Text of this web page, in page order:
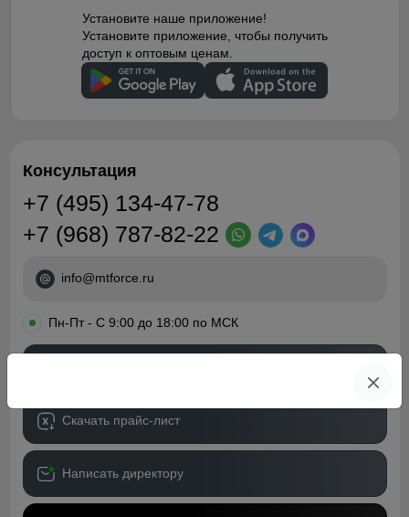
Установите наше приложение!
Установите приложение, чтобы получить
доступ к оптовым ценам.
Консультация
+7 (495) 134-47-78
+7 (968) 787-82-22
info@mtforce.ru
• Пн-Пт - С 9:00 до 18:00 по МСК
Скачать прайс-лист
Написать директору